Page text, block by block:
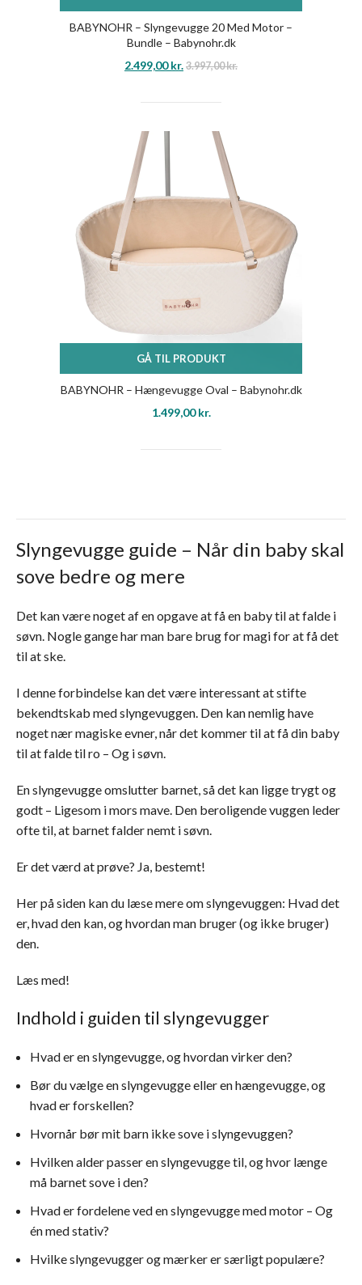
BABYNOHR – Slyngevugge 20 Med Motor –
Bundle – Babynohr.dk
2.499,00kr. 3.997,00kr.
GÅ TIL PRODUKT
BABYNOHR – Hængevugge Oval – Babynohr.dk
1.499,00kr.
Slyngevugge guide – Når din baby skal
sove bedre og mere
Det kan være noget af en opgave at få en baby til at falde i
søvn. Nogle gange har man bare brug for magi for at få det
til at ske.
I denne forbindelse kan det være interessant at stifte
bekendtskab med slyngevuggen. Den kan nemlig have
noget nær magiske evner, når det kommer til at få din baby
til at falde til ro – Og i søvn.
En slyngevugge omslutter barnet, så det kan ligge trygt og
godt – Ligesom i mors mave. Den beroligende vuggen leder
ofte til, at barnet falder nemt i søvn.
Er det værd at prøve? Ja, bestemt!
Her på siden kan du læse mere om slyngevuggen: Hvad det
er, hvad den kan, og hvordan man bruger (og ikke bruger)
den.
Læs med!
Indhold i guiden til slyngevugger
Hvad er en slyngevugge, og hvordan virker den?
Bør du vælge en slyngevugge eller en hængevugge, og
hvad er forskellen?
Hvornår bør mit barn ikke sove i slyngevuggen?
Hvilken alder passer en slyngevugge til, og hvor længe
må barnet sove i den?
Hvad er fordelene ved en slyngevugge med motor – Og
én med stativ?
Hvilke slyngevugger og mærker er særligt populære?